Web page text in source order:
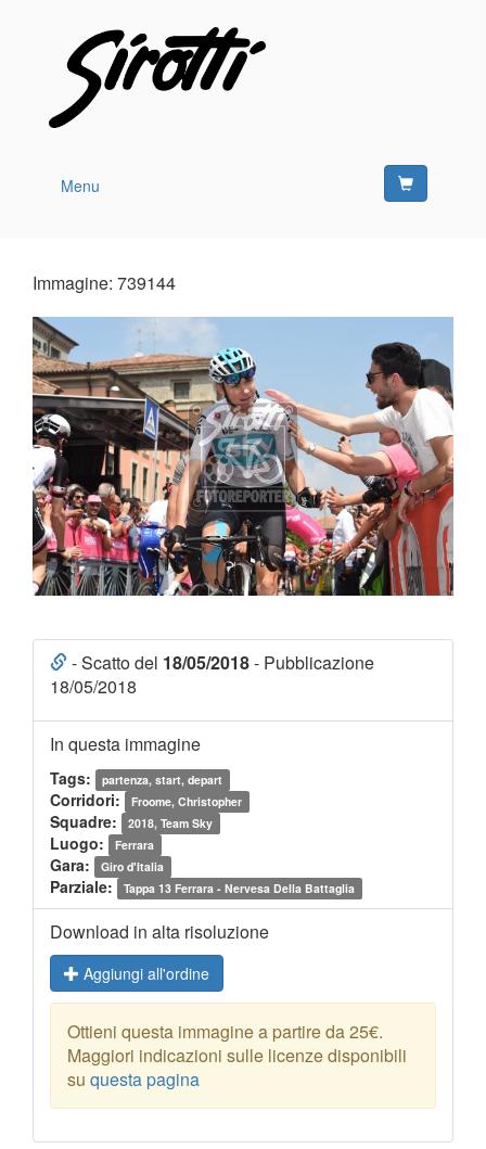
Menu
Immagine: 739144
- Scatto del 18/05/2018- Pubblicazione
18/05/2018
In questa immagine
Tags: partenza, start, depart
Corridori: Froome, Christopher
Squadre: 2018, Team Sky
Luogo: Ferrara
Gara: Giro d'Italia
Parziale: Tappa 13 Ferrara - Nervesa Della Battaglia
Download in alta risoluzione
Aggiungi all'ordine
Ottieni questa immagine a partire da 25€.
Maggiori indicazioni sulle licenze disponibili
su questa pagina